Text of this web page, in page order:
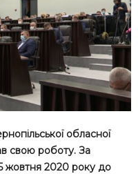
обласної
свою роботу. За
жовтня 2020 року до